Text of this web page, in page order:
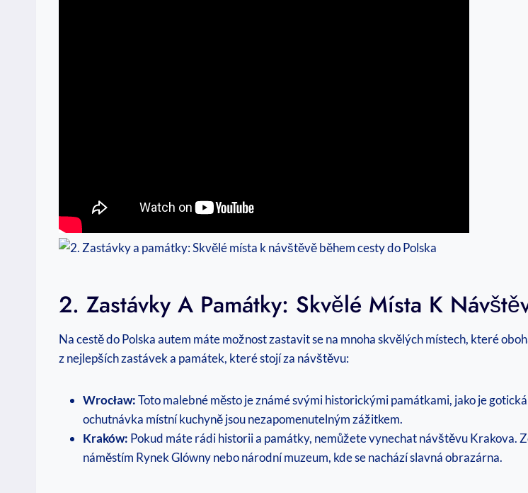
2. Zastávky A Památky: Skvělé Místa K
Na cestě do Polska autem máte možnost zastavit se na mnoha skvělých místech, které
z nejlepších zastávek a památek, které stojí za návštěvu:
Wrocław:Toto malebné město je známé svými historickými památkami, jako je
ochutnávka místní kuchyně jsou nezapomenutelným zážitkem.
Kraków: Pokud máte rádi historii a památky, nemůžete vynechat návštěvu
náměstím Rynek Glówny nebo národní muzeum, kde se nachází slavná obrazárna.